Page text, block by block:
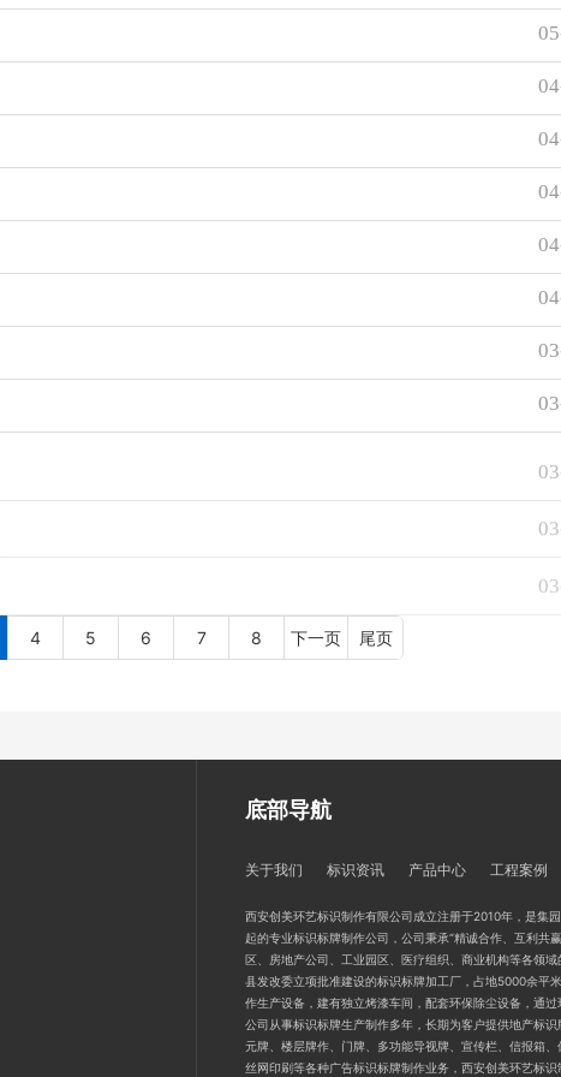
4 5 6 7 8 下一页 尾页
底部导航
关于我们 标识资讯 产品中心 工程案例
西安创美环艺标识制作有限公司成立注册于2010年，是集
起的专业标识标牌制作公司，公司秉承“精诚合作、互利共
区、房地产公司、工业园区、医疗组织、商业机构等各领
县发改委立项批准建设的标识标牌加工厂，占地5000余平
作生产设备，建有独立烤漆车间，配套环保除尘设备，通过
公司从事标识标牌生产制作多年，长期为客户提供地产标
元牌、楼层牌作、门牌、多功能导视牌、宣传栏、信报箱
丝网印刷等各种广告标识标牌制作业务，西安创美环艺标识